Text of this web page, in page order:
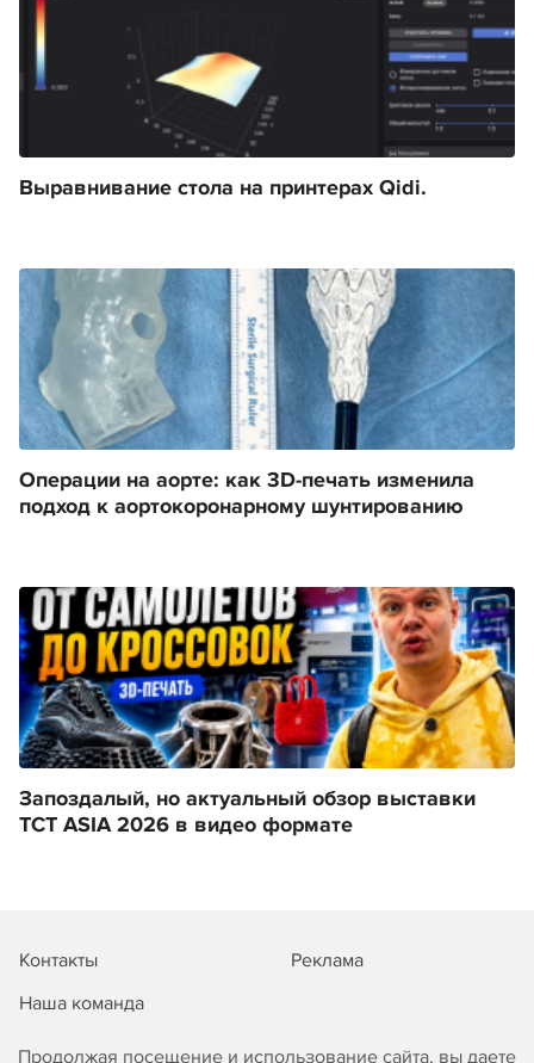
Продолжая посещение и использование сайта, вы даете
Выравнивание стола на принтерах Qidi.
Операции на аорте: как 3D-печать изменила
подход к аортокоронарному шунтированию
Запоздалый, но актуальный обзор выставки
TCT ASIA 2026 в видео формате
Контакты
Реклама
Наша команда